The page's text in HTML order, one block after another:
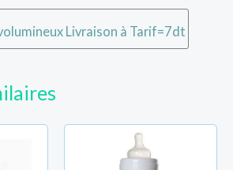
Livraison à Tarif=7dt